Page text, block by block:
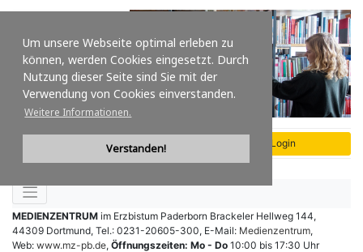
Um unsere Webseite optimal erleben zu
können, werden Cookies eingesetzt. Durch
Nutzung dieser Seite sind Sie mit der
Verwendung von Cookies einverstanden.
Weitere Informationen.
Verstanden!
MEDIENZENTRUM im Erzbistum Paderborn Brackeler Hellweg 144,
44309 Dortmund, Tel.: 0231-20605-300, E-Mail: Medienzentrum,
Web: www.mz-pb.de, Öffnungszeiten: Mo - Do 10:00 bis 17:30 Uhr